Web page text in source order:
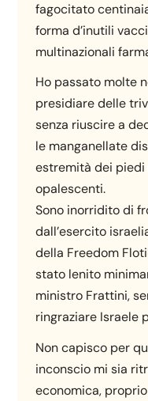
fagocitato
forma d’inutili
multinazionali
Ho passato molte
presidiare delle
senza riuscire a
le manganellate
estremità dei
opalescenti.
Sono inorridito di
dall’esercito
della Freedom
stato lenito
ministro Frattini,
ringraziare Israele
Non capisco per
inconscio mi sia
economica,